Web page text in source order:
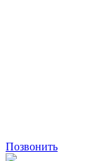
Позвонить